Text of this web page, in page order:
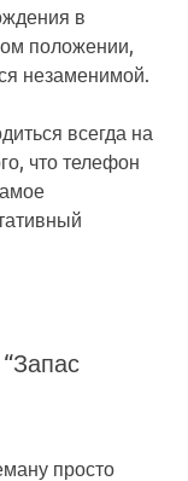
в
положении,
незаменимой.
всегда на
что телефон
просто